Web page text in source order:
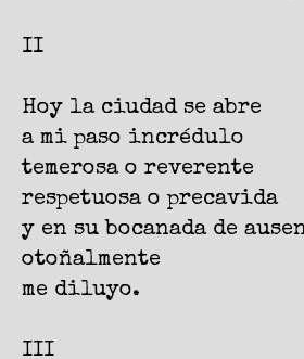
II
Hoy la ciudad se abre
a mi paso incrédulo
temerosa o reverente
respetuosa o precavida
y en su bocanada de
otoñalmente
me diluyo.
III